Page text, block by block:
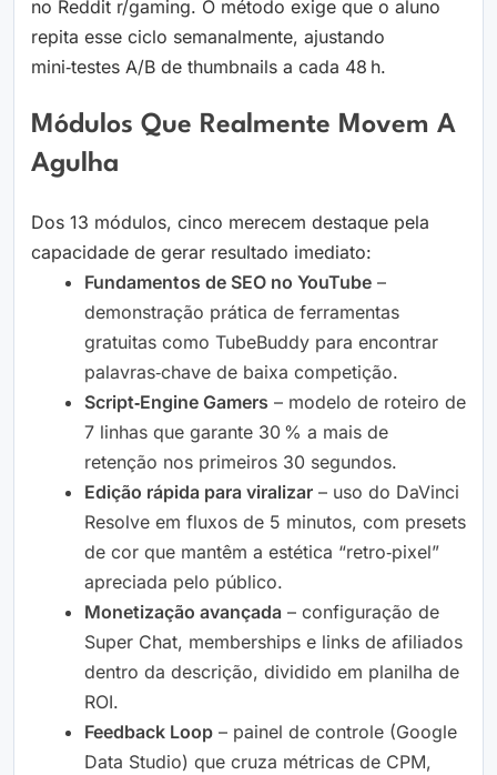
no Reddit r/gaming. O método exige que o aluno
repita esse ciclo semanalmente, ajustando
mini‑testes A/B de thumbnails a cada 48 h.
Módulos Que Realmente Movem A
Agulha
Dos 13 módulos, cinco merecem destaque pela
capacidade de gerar resultado imediato:
Fundamentos de SEO no YouTube –
demonstração prática de ferramentas
gratuitas como TubeBuddy para encontrar
palavras‑chave de baixa competição.
Script‑Engine Gamers – modelo de roteiro de
7 linhas que garante 30 % a mais de
retenção nos primeiros 30 segundos.
Edição rápida para viralizar – uso do DaVinci
Resolve em fluxos de 5 minutos, com presets
de cor que mantêm a estética “retro‑pixel”
apreciada pelo público.
Monetização avançada – configuração de
Super Chat, memberships e links de afiliados
dentro da descrição, dividido em planilha de
ROI.
Feedback Loop – painel de controle (Google
Data Studio) que cruza métricas de CPM,